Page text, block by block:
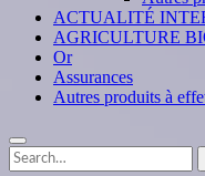
ACTUALITÉ
AGRICULTURE
Or
Assurances
Autres produits à
Search
for:
Search